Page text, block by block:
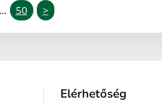
... 50 >
Elérhetőség